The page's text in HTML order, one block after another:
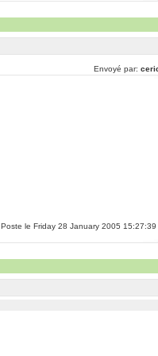
Envoyé par:
Poste le Friday 28 January 2005 15:27:39